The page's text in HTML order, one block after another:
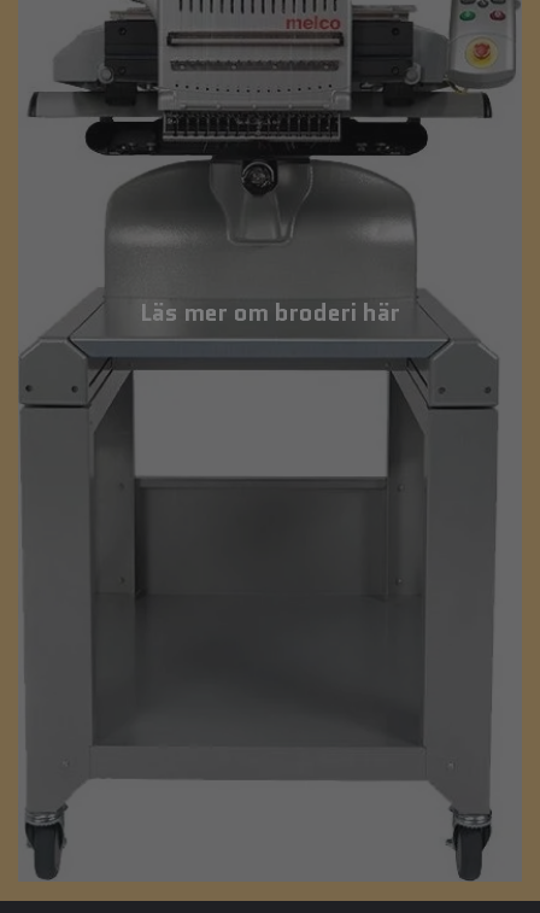
Läs mer om broderi här